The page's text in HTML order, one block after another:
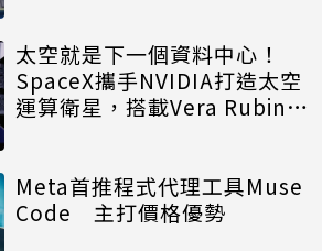
太空就是下一個資料中心！
SpaceX攜手NVIDIA打造太空
運算衛星，搭載Vera Rubin運
Meta首推程式代理工具Muse
Code 主打價格優勢